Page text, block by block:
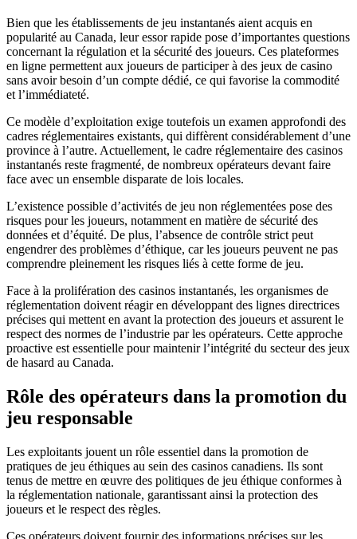
Bien que les établissements de jeu instantanés aient acquis en
popularité au Canada, leur essor rapide pose d’importantes questions
concernant la régulation et la sécurité des joueurs. Ces plateformes
en ligne permettent aux joueurs de participer à des jeux de casino
sans avoir besoin d’un compte dédié, ce qui favorise la commodité
et l’immédiateté.
Ce modèle d’exploitation exige toutefois un examen approfondi des
cadres réglementaires existants, qui diffèrent considérablement d’une
province à l’autre. Actuellement, le cadre réglementaire des casinos
instantanés reste fragmenté, de nombreux opérateurs devant faire
face avec un ensemble disparate de lois locales.
L’existence possible d’activités de jeu non réglementées pose des
risques pour les joueurs, notamment en matière de sécurité des
données et d’équité. De plus, l’absence de contrôle strict peut
engendrer des problèmes d’éthique, car les joueurs peuvent ne pas
comprendre pleinement les risques liés à cette forme de jeu.
Face à la prolifération des casinos instantanés, les organismes de
réglementation doivent réagir en développant des lignes directrices
précises qui mettent en avant la protection des joueurs et assurent le
respect des normes de l’industrie par les opérateurs. Cette approche
proactive est essentielle pour maintenir l’intégrité du secteur des jeux
de hasard au Canada.
Rôle des opérateurs dans la promotion du
jeu responsable
Les exploitants jouent un rôle essentiel dans la promotion de
pratiques de jeu éthiques au sein des casinos canadiens. Ils sont
tenus de mettre en œuvre des politiques de jeu éthique conformes à
la réglementation nationale, garantissant ainsi la protection des
joueurs et le respect des règles.
Ces opérateurs doivent fournir des informations précises sur les